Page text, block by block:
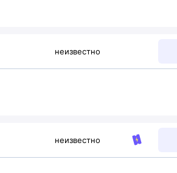
неизвестно
неизвестно